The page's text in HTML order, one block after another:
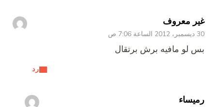
غير معروف
30 ديسمبر، 2012 الساعة 7:06 ص
رد
بس لو مافيه برش برتقال
رميساء